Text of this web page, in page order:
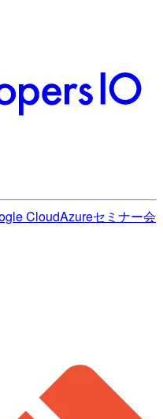
CloudAzureセミナー会